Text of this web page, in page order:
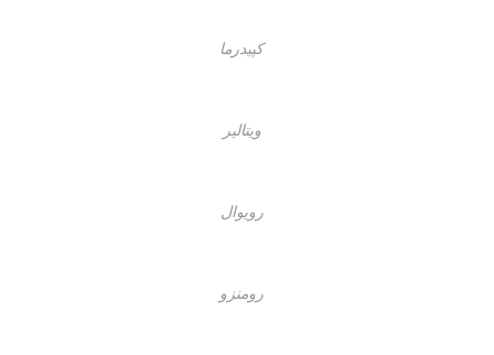
کپیدرما
ویتالیر
رویوال
رومنزو